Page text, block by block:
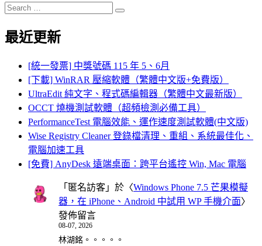
Search
for:
Search
最近更新
[統一發票] 中獎號碼 115 年 5、6月
[下載] WinRAR 壓縮軟體（繁體中文版+免費版）
UltraEdit 純文字、程式碼編輯器（繁體中文最新版）
OCCT 燒機測試軟體（超頻檢測必備工具）
PerformanceTest 電腦效能、運作速度測試軟體(中文版)
Wise Registry Cleaner 登錄檔清理、重組、系統最佳化、
電腦加速工具
[免費] AnyDesk 遠端桌面：跨平台遙控 Win, Mac 電腦
「 匿名訪客 」於〈Windows Phone 7.5 芒果模擬
器，在 iPhone、Android 中試用 WP 手機介面〉
發佈留言
08-07, 2026
林湖銘。。。。。